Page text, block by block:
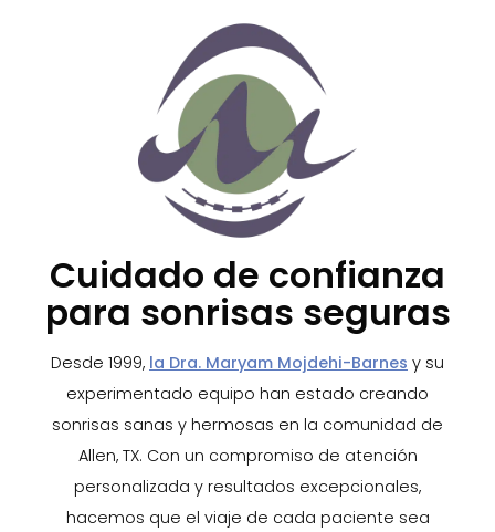
Cuidado de confianza
para sonrisas seguras
Desde 1999, la Dra. Maryam Mojdehi-Barnes y su
experimentado equipo han estado creando
sonrisas sanas y hermosas en la comunidad de
Allen, TX. Con un compromiso de atención
personalizada y resultados excepcionales,
hacemos que el viaje de cada paciente sea